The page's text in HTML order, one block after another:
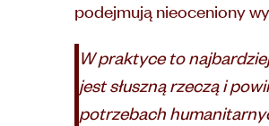
podejmują nieoceniony
W praktyce to
jest słuszną rzeczą i
potrzebach